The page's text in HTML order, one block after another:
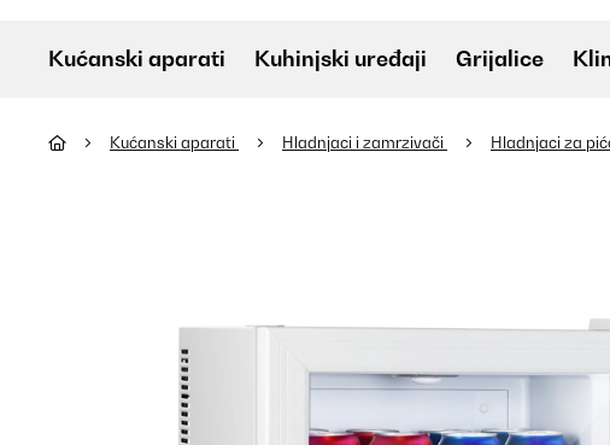
Kućanski aparati Kuhinjski uređaji Grijalice
Kućanski aparati Hladnjaci i zamrzivači Hladnjaci za